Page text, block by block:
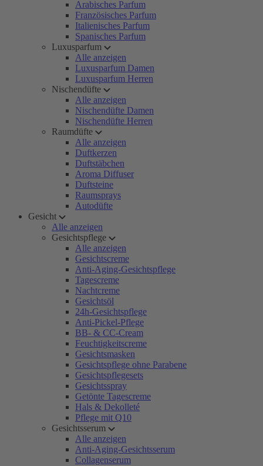
Arabisches Parfum
Französisches Parfum
Italienisches Parfum
Spanisches Parfum
Luxusparfum
Alle anzeigen
Luxusparfum Damen
Luxusparfum Herren
Nischendüfte
Alle anzeigen
Nischendüfte Damen
Nischendüfte Herren
Raumdüfte
Alle anzeigen
Duftkerzen
Duftstäbchen
Aroma Diffuser
Duftsteine
Raumsprays
Autodüfte
Gesicht
Alle anzeigen
Gesichtspflege
Alle anzeigen
Gesichtscreme
Anti-Aging-Gesichtspflege
Tagescreme
Nachtcreme
Gesichtsöl
24h-Gesichtspflege
Anti-Pickel-Pflege
BB- & CC-Cream
Feuchtigkeitscreme
Gesichtsmasken
Gesichtspflege ohne Parabene
Gesichtspflegesets
Gesichtsspray
Getönte Tagescreme
Hals & Dekolleté
Pflege mit Q10
Gesichtsserum
Alle anzeigen
Anti-Aging-Gesichtsserum
Collagenserum